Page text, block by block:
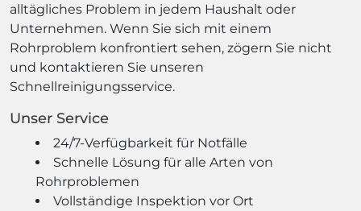
alltägliches Problem in jedem Haushalt oder
Unternehmen. Wenn Sie sich mit einem
Rohrproblem konfrontiert sehen, zögern Sie nicht
und kontaktieren Sie unseren
Schnellreinigungsservice.
Unser Service
24/7-Verfügbarkeit für Notfälle
Schnelle Lösung für alle Arten von
Rohrproblemen
Vollständige Inspektion vor Ort